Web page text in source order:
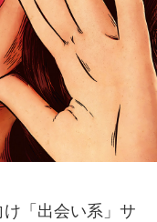
「出会い系」サ